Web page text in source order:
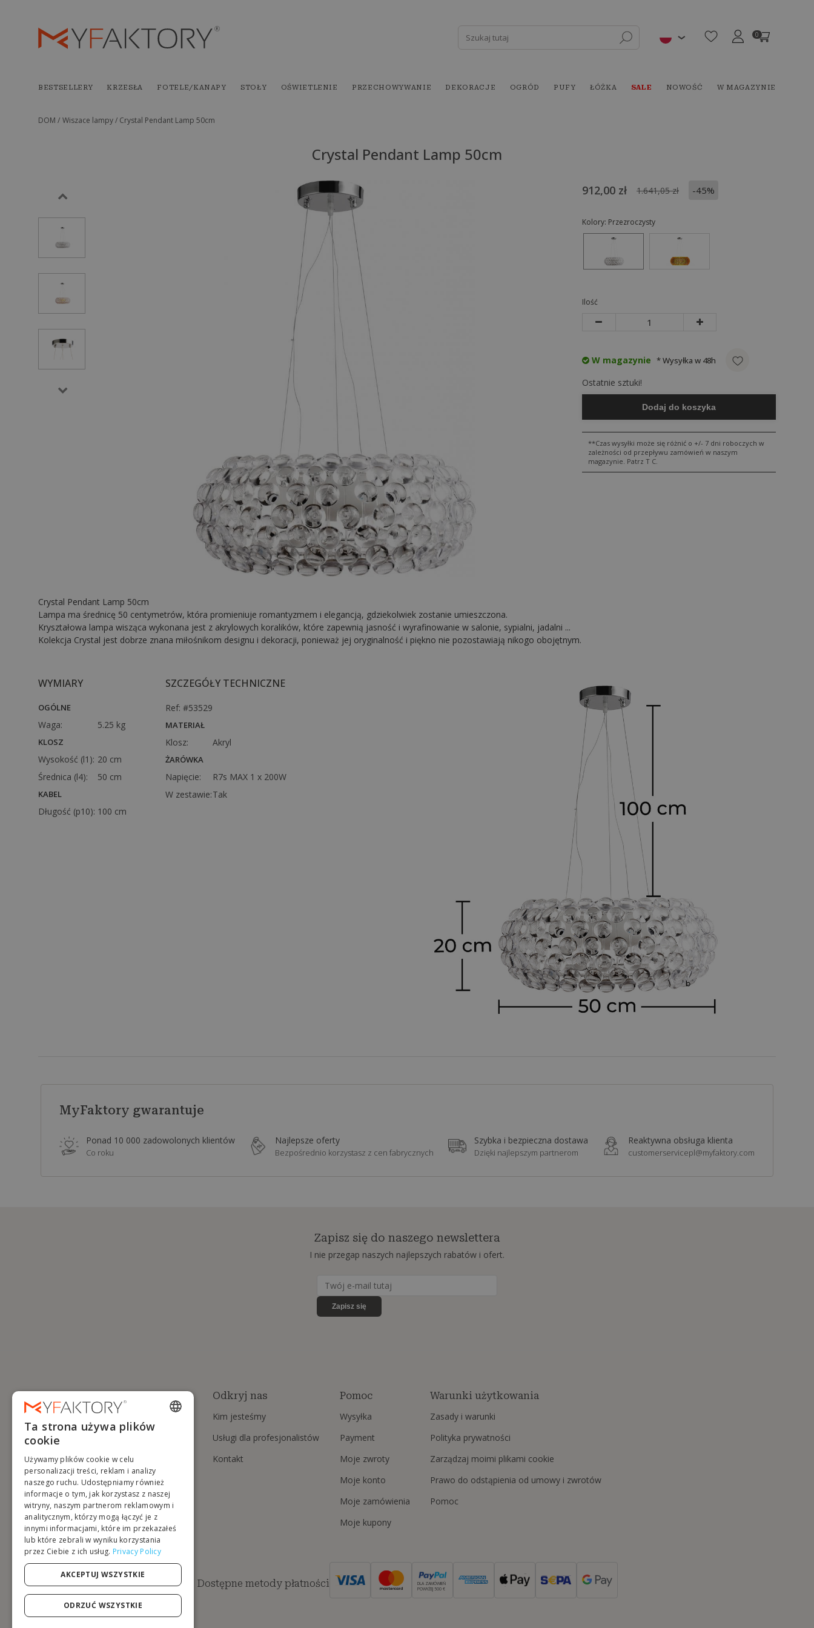
0
BESTSELLERY KRZESŁA FOTELE/KANAPY STOŁY OŚWIETLENIE PRZECHOWYWANIE DEKORACJE OGRÓD PUFY ŁÓŻKA SALE NOWOŚĆ W MAGAZYNIE
DOM / Wiszace lampy / Crystal Pendant Lamp 50cm
Crystal Pendant Lamp 50cm
912,00 zł 1.641,05 zł -45%
Kolory: Przezroczysty
Ilość
W magazynie * Wysyłka w 48h
Ostatnie sztuki!
Dodaj do koszyka
**Czas wysyłki może się różnić o +/- 7 dni roboczych w
zależności od przepływu zamówień w naszym
magazynie. Patrz T C.
Crystal Pendant Lamp 50cm
Lampa ma średnicę 50 centymetrów, która promieniuje romantyzmem i elegancją, gdziekolwiek zostanie umieszczona.
Kryształowa lampa wisząca wykonana jest z akrylowych koralików, które zapewnią jasność i wyrafinowanie w salonie, sypialni, jadalni ...
Kolekcja Crystal jest dobrze znana miłośnikom designu i dekoracji, ponieważ jej oryginalność i piękno nie pozostawiają nikogo obojętnym.
WYMIARY
OGÓLNE
Waga: 5.25 kg
KLOSZ
Wysokość (l1): 20 cm
Średnica (l4):
50 cm
KABEL
Długość (p10): 100 cm
SZCZEGÓŁY TECHNICZNE
Ref: #53529
MATERIAŁ
Klosz: Akryl
ŻARÓWKA
Napięcie:
R7s MAX 1 x 200W
W zestawie:Tak
MyFaktory gwarantuje
Ponad 10 000 zadowolonych klientów
Co roku
Najlepsze oferty
Bezpośrednio korzystasz z cen fabrycznych
Szybka i bezpieczna dostawa
Dzięki najlepszym partnerom
Reaktywna obsługa klienta
customerservicepl@myfaktory.com
Zapisz się do naszego newslettera
I nie przegap naszych najlepszych rabatów i ofert.
Zapisz się
Odkryj nas
Kim jesteśmy
Usługi dla profesjonalistów
Kontakt
Pomoc
Wysyłka
Payment
Moje zwroty
Moje konto
Moje zamówienia
Moje kupony
Warunki użytkowania
Zasady i warunki
Polityka prywatności
Zarządzaj moimi plikami cookie
Prawo do odstąpienia od umowy i zwrotów
Pomoc
Dostępne metody płatności
DLA ZAMÓWIEŃ
POWYŻEJ 500 €
ENGLISH
DUTCH
GERMAN
ITALIAN
PORTUGUESE
SPANISH
POLISH
Ta strona używa plików
cookie
Używamy plików cookie w celu
personalizacji treści, reklam i analizy
naszego ruchu. Udostępniamy również
informacje o tym, jak korzystasz z naszej
witryny, naszym partnerom reklamowym i
analitycznym, którzy mogą łączyć je z
innymi informacjami, które im przekazałeś
lub które zebrali w wyniku korzystania
przez Ciebie z ich usług. Privacy Policy
AKCEPTUJ WSZYSTKIE
ODRZUĆ WSZYSTKIE